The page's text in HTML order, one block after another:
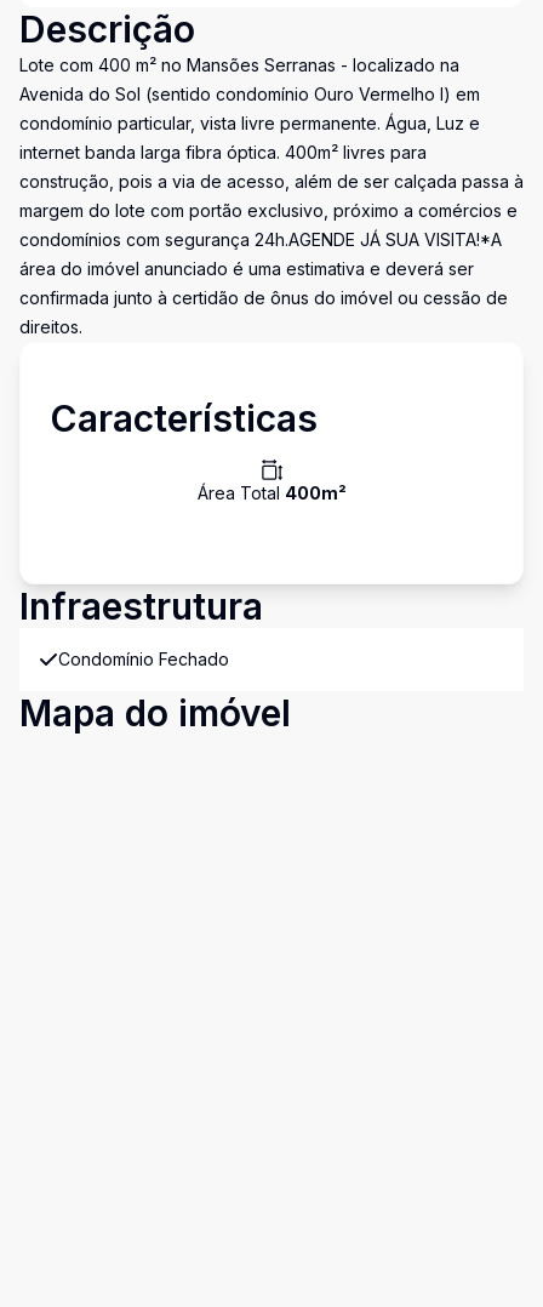
Descrição
Lote com 400 m² no Mansões Serranas - localizado na
Avenida do Sol (sentido condomínio Ouro Vermelho I) em
condomínio particular, vista livre permanente. Água, Luz e
internet banda larga fibra óptica. 400m² livres para
construção, pois a via de acesso, além de ser calçada passa à
margem do lote com portão exclusivo, próximo a comércios e
condomínios com segurança 24h.AGENDE JÁ SUA VISITA!*A
área do imóvel anunciado é uma estimativa e deverá ser
confirmada junto à certidão de ônus do imóvel ou cessão de
direitos.
Características
Área Total 400m²
Infraestrutura
Condomínio Fechado
Mapa do imóvel